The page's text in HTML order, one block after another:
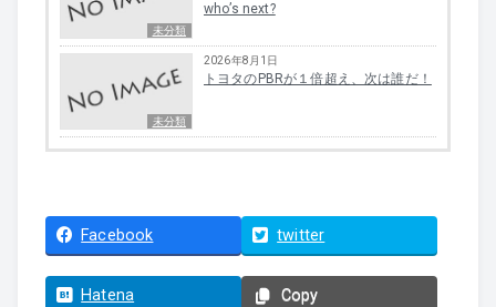
未分類
who’s next?
未分類
2026年8月1日
トヨタのPBRが１倍超え、次は誰だ！
Facebook twitter
Hatena Copy